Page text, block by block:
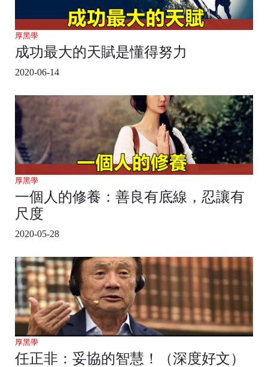
厚黑學
成功最大的天賦是懂得努力
2020-06-14
厚黑學
一個人的修養：善良有底線，忍讓有
尺度
2020-05-28
厚黑學
任正非：妥協的智慧！（深度好文）